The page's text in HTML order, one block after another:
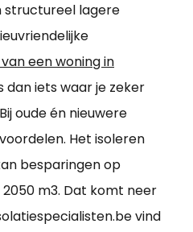
structureel lagere
een woning in
dan iets waar je zeker
oude én nieuwere
Het isoleren
besparingen op
m3. Dat komt neer
vind